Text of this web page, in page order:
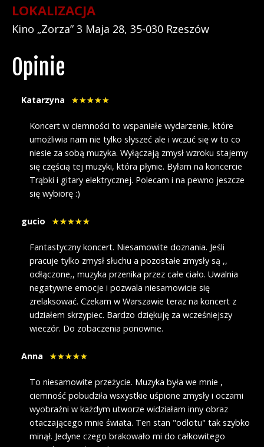
LOKALIZACJA
Kino „Zorza” 3 Maja 28, 35-030 Rzeszów
Opinie
Katarzyna
Koncert w ciemności to wspaniałe wydarzenie, które
umożliwia nam nie tylko słyszeć ale i wczuć się w to co
niesie za sobą muzyka. Wyłączają zmysł wzroku stajemy
się częścią tej muzyki, która płynie. Byłam na koncercie
Trąbki i gitary elektrycznej. Polecam i na pewno jeszcze
się wybiorę :)
gucio
Fantastyczny koncert. Niesamowite doznania. Jeśli
pracuje tylko zmysł słuchu a pozostałe zmysły są ,,
odłączone,, muzyka przenika przez całe ciało. Uwalnia
negatywne emocje i pozwala niesamowicie się
zrelaksować. Czekam w Warszawie teraz na koncert z
udziałem skrzypiec. Bardzo dziękuję za wcześniejszy
wieczór. Do zobaczenia ponownie.
Anna
To niesamowite przeżycie. Muzyka była we mnie ,
ciemność pobudziła wsxystkie uśpione zmysły i oczami
wyobraźni w każdym utworze widziałam inny obraz
otaczającego mnie świata. Ten stan "odlotu" tak szybko
minął. Jedyne czego brakowało mi do całkowitego